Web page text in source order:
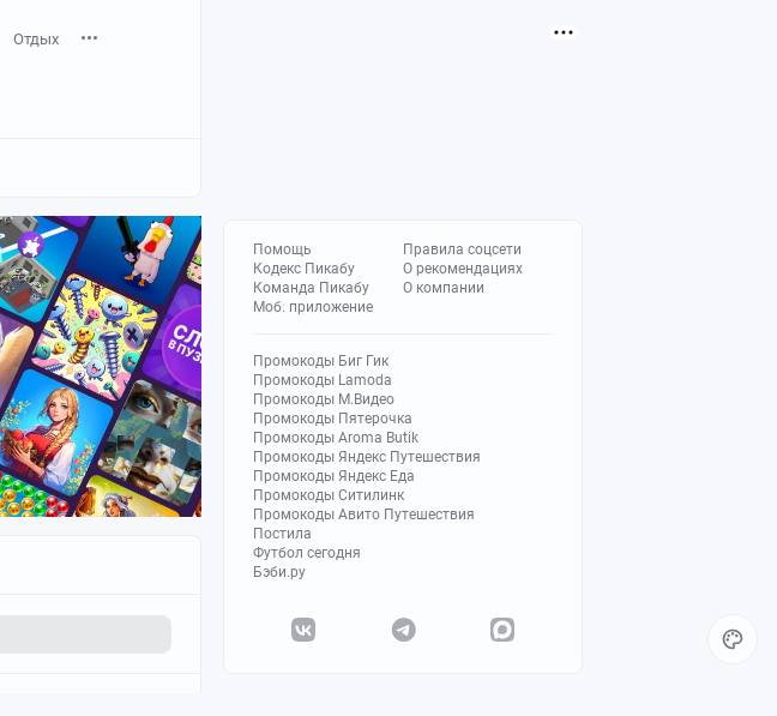
Помощь
Кодекс Пикабу
Команда Пикабу
Моб. приложение
Правила соцсети
О рекомендациях
О компании
Промокоды Биг Гик
Промокоды Lamoda
Промокоды М.Видео
Промокоды Пятерочка
Промокоды Aroma Butik
Промокоды Яндекс Путешествия
Промокоды Яндекс Еда
Промокоды Ситилинк
Промокоды Авито Путешествия
Постила
Футбол сегодня
Бэби.ру
Отдых